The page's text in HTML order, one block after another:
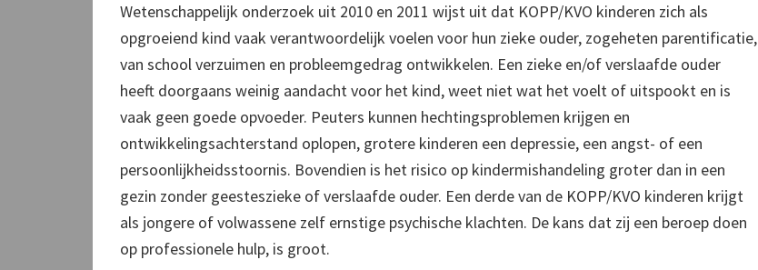
Wetenschappelijk onderzoek uit 2010 en 2011 wijst uit dat KOPP/KVO kinderen zich als
opgroeiend kind vaak verantwoordelijk voelen voor hun zieke ouder, zogeheten parentificatie,
van school verzuimen en probleemgedrag ontwikkelen. Een zieke en/of verslaafde ouder
heeft doorgaans weinig aandacht voor het kind, weet niet wat het voelt of uitspookt en is
vaak geen goede opvoeder. Peuters kunnen hechtingsproblemen krijgen en
ontwikkelingsachterstand oplopen, grotere kinderen een depressie, een angst- of een
persoonlijkheidsstoornis. Bovendien is het risico op kindermishandeling groter dan in een
gezin zonder geesteszieke of verslaafde ouder. Een derde van de KOPP/KVO kinderen krijgt
als jongere of volwassene zelf ernstige psychische klachten. De kans dat zij een beroep doen
op professionele hulp, is groot.